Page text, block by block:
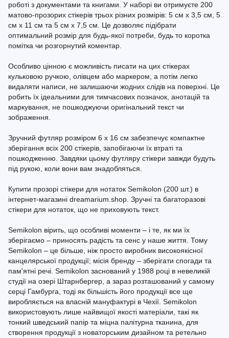
роботі з документами та книгами. У наборі ви отримуєте 200
матово-прозорих стікерів трьох різних розмірів: 5 см x 3,5 см, 5
см x 11 см та 5 см x 7,5 см. Це дозволяє підібрати
оптимальний розмір для будь-якої потреби, будь то коротка
помітка чи розгорнутий коментар.
Особливо цінною є можливість писати на цих стікерах
кульковою ручкою, олівцем або маркером, а потім легко
видаляти написи, не залишаючи жодних слідів на поверхні. Це
робить їх ідеальними для тимчасових позначок, анотацій та
маркування, не пошкоджуючи оригінальний текст чи
зображення.
Зручний футляр розміром 6 х 16 см забезпечує компактне
зберігання всіх 200 стікерів, запобігаючи їх втраті та
пошкодженню. Завдяки цьому футляру стікери завжди будуть
під рукою, коли вони вам знадобляться.
Купити прозорі стікери для нотаток Semikolon (200 шт.) в
інтернет-магазині dreamarium.shop. Зручні та багаторазові
стікери для нотаток, що не приховують текст.
Semikolon вірить, що особливі моменти – і те, як ми їх
зберігаємо – приносять радість та сенс у наше життя. Тому
Semikolon – це більше, ніж просто виробник високоякісної
канцелярської продукції; місія бренду – зберігати спогади та
пам'ятні речі. Semikolon заснований у 1988 році в невеликій
студії на озері Штарнбергер, а зараз розташований у самому
серці Гамбурга, тоді як більшість його продукції все ще
виробляється на власній мануфактурі в Чехії. Semikolon
використовують лише найвищої якості матеріали, такі як
тонкий шведський папір та міцна палітурна тканина, для
створення продукції з новаторським дизайном та ретельно